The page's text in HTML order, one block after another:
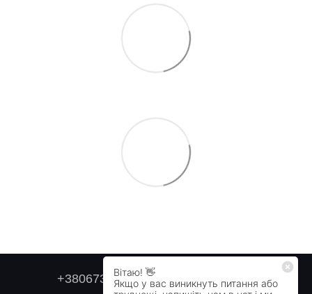
+380673179749 +380505478711